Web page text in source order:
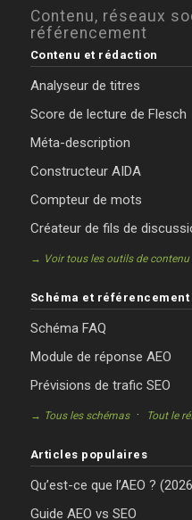
Contenu, réseaux
référencement
Contenu et rédaction
Analyseur de titres
Score de lecture de Flesch
Méta-description
Constructeur AIDA
Compteur de mots
Créateur de fils de
→ Voir tous les outils de contenu
Schéma et référencement
Schéma FAQ
Module de réponse AEO
Prévisions de trafic SEO
→ Tous les schémas· Tout le
Articles populaires
Qu’est-ce que l’AEO ?
Guide AEO vs SEO